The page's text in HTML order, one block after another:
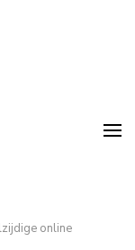
online